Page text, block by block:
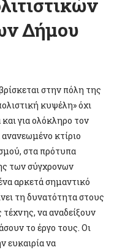
Δήμου
στην πόλη της
κυψέλη» όχι
για ολόκληρο τον
κτίριο
στα πρότυπα
των σύγχρονων
αρκετά σημαντικό
τη δυνατότητα στους
να αναδείξουν
το έργο τους. Οι
ευκαιρία να